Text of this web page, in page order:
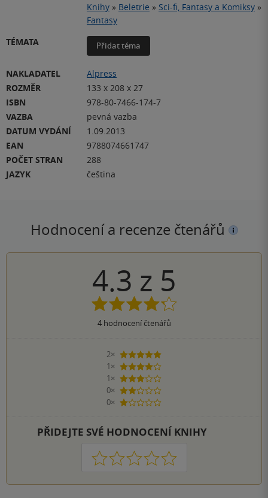
Knihy » Beletrie » Sci-fi, Fantasy a Komiksy »
Fantasy
TÉMATA
Přidat téma
NAKLADATEL
Alpress
ROZMĚR
133 x 208 x 27
ISBN
978-80-7466-174-7
VAZBA
pevná vazba
DATUM VYDÁNÍ
1.09.2013
EAN
9788074661747
POČET STRAN
288
JAZYK
čeština
Hodnocení a recenze čtenářů
4.3 z 5
4hodnocení čtenářů
2×
5 hvězdiček
1×
4 hvězdičky
1×
3 hvězdičky
0×
2 hvězdičky
0×
1 hvezdička
PŘIDEJTE SVÉ HODNOCENÍ KNIHY
1 2 3 4 5